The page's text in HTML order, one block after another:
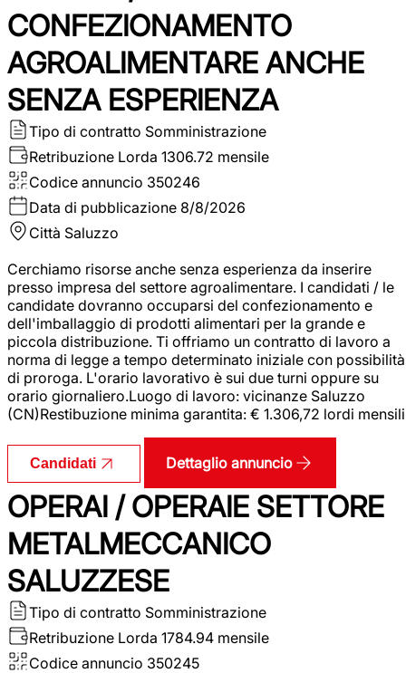
CONFEZIONAMENTO
AGROALIMENTARE ANCHE
SENZA ESPERIENZA
Tipo di contratto Somministrazione
Retribuzione Lorda 1306.72 mensile
Codice annuncio 350246
Data di pubblicazione 8/8/2026
Città Saluzzo
Cerchiamo risorse anche senza esperienza da inserire
presso impresa del settore agroalimentare. I candidati / le
candidate dovranno occuparsi del confezionamento e
dell'imballaggio di prodotti alimentari per la grande e
piccola distribuzione. Ti offriamo un contratto di lavoro a
norma di legge a tempo determinato iniziale con possibilità
di proroga. L'orario lavorativo è sui due turni oppure su
orario giornaliero.Luogo di lavoro: vicinanze Saluzzo
(CN)Restibuzione minima garantita: € 1.306,72 lordi mensili
Candidati Dettaglio annuncio
OPERAI / OPERAIE SETTORE
METALMECCANICO
SALUZZESE
Tipo di contratto Somministrazione
Retribuzione Lorda 1784.94 mensile
Codice annuncio 350245